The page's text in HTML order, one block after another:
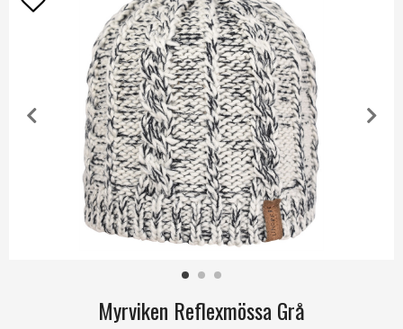
Myrviken Reflexmössa Grå